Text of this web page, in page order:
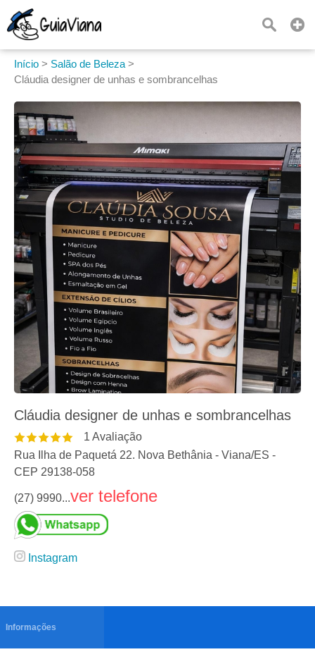
Início > Salão de Beleza >
Cláudia designer de unhas e sombrancelhas
Cláudia designer de unhas e sombrancelhas
1 Avaliação
Rua Ilha de Paquetá 22. Nova Bethânia - Viana/ES -
CEP 29138-058
(27) 9990...ver telefone
Instagram
Informações